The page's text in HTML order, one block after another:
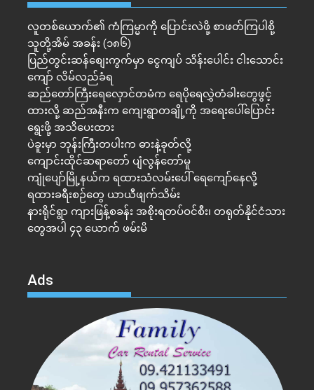
လူတစ်ယောက်၏ ကံကြမ္မာကို ပြောင်းလဲဖို့ စာဖတ်ကြပါစို့
သူတို့အိမ် အခန်း (၁၈၆)
ပြည်တွင်းဆန်စျေးကွက်မှာ ငွေကျပ် သိန်းပေါင်း ငါး​သောင်း
ကျော် လိမ်လည်ခံရ
ဆည်တော်ကြီးရေလှောင်တမံက ရေပိုရေလွှဲတံခါးတွေဖွင့်
ထားလို့ ဆည်အနီးက ကျေးရွာတချို့ကို အရေးပေါ်ပြောင်း
ရွေးဖို့ အသိပေးထား
ပဲခူးမှာ ဘုန်းကြီးတပါးက ဓားနဲ့ခုတ်လို့
ကျောင်းထိုင်ဆရာတော် ပျံလွန်တော်မူ
ကျုံပျော်မြို့နယ်က ရထားသံလမ်းပေါ် ရေကျော်နေလို့
ရထားခရီးစဉ်တွေ ယာယီဖျက်သိမ်း
နားရိုင်ရွာ ကျားဖြန့်စခန်း အစိုးရတပ်ဝင်စီး၊ တရုတ်နိုင်ငံသား
တွေအပါ ၄၃ ယောက် ဖမ်းမိ
Ads